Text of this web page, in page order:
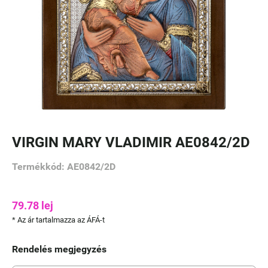
VIRGIN MARY VLADIMIR AE0842/2D
Termékkód: AE0842/2D
79.78 lej
* Az ár tartalmazza az ÁFÁ-t
Rendelés megjegyzés